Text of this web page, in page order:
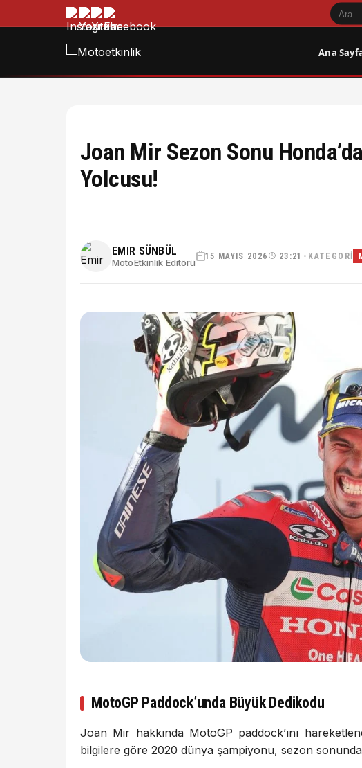
Ana
Joan Mir Sezon Sonu
Yolcusu!
EMIR SÜNBÜL
MotoEtkinlik Editörü
15 MAYIS 2026 23:21 • KATEGORI
MotoGP Paddock’unda Büyük Dedikodu
Joan Mir hakkında MotoGP paddock’ını
bilgilere göre 2020 dünya şampiyonu, sezon sonunda